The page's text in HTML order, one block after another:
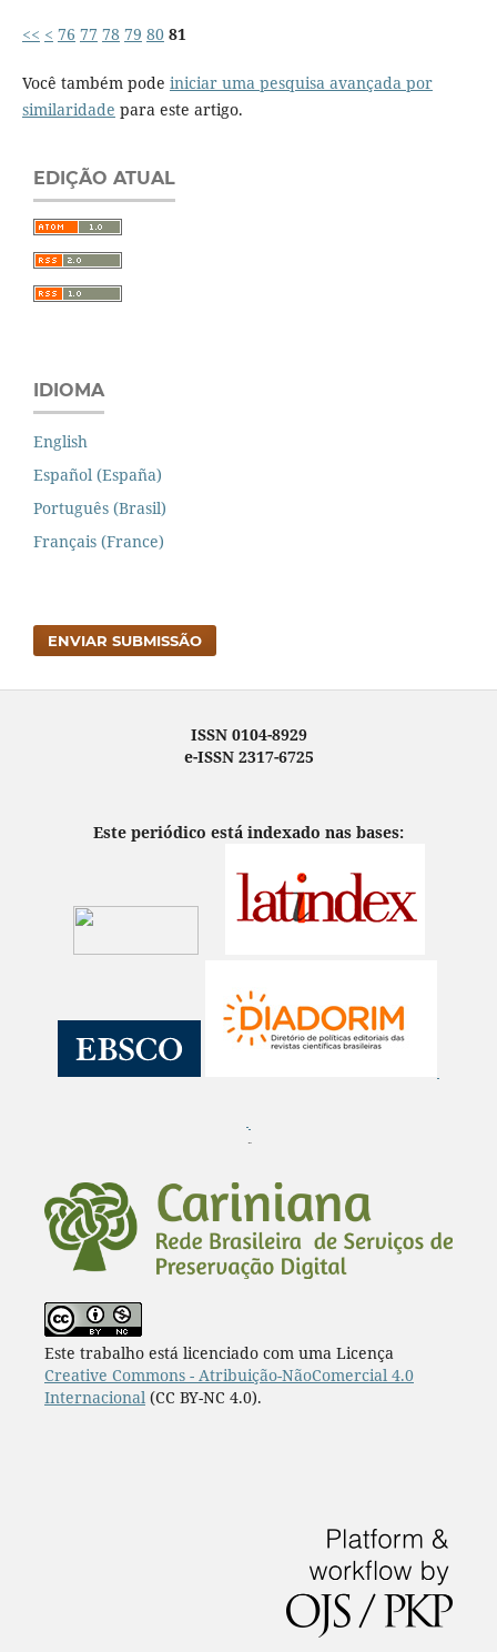
<< < 76 77 78 79 80 81
Você também pode iniciar uma pesquisa avançada por
similaridade para este artigo.
EDIÇÃO ATUAL
IDIOMA
English
Español (España)
Português (Brasil)
Français (France)
ENVIAR SUBMISSÃO
ISSN 0104-8929
e-ISSN 2317-6725
Este periódico está indexado nas bases:
¨
Este trabalho está licenciado com uma Licença
Creative Commons - Atribuição-NãoComercial 4.0
Internacional(CC BY-NC 4.0).